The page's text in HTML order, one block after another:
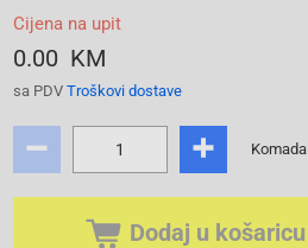
Cijena na upit
0.00 KM
sa PDV Troškovi dostave
Komada
Dodaj u košaricu